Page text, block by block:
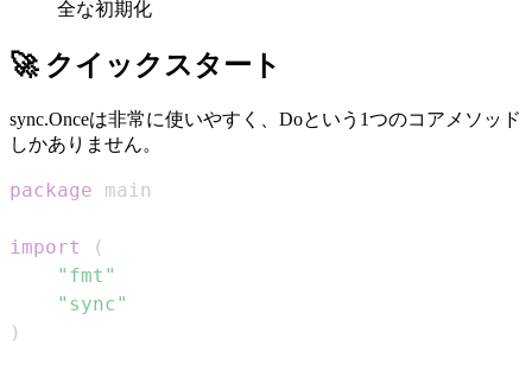
全な初期化
🚀 クイックスタート
sync.Onceは非常に使いやすく、Doという1つのコアメソッド
しかありません。
package
import
(
"fmt"
"sync"
)